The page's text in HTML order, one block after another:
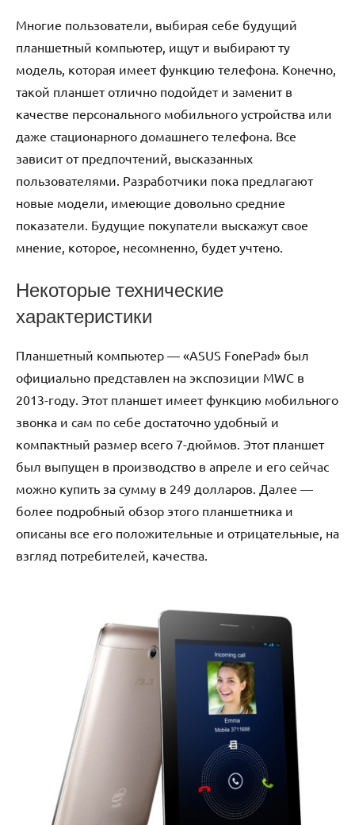
Многие пользователи, выбирая себе будущий
планшетный компьютер, ищут и выбирают ту
модель, которая имеет функцию телефона. Конечно,
такой планшет отлично подойдет и заменит в
качестве персонального мобильного устройства или
даже стационарного домашнего телефона. Все
зависит от предпочтений, высказанных
пользователями. Разработчики пока предлагают
новые модели, имеющие довольно средние
показатели. Будущие покупатели выскажут свое
мнение, которое, несомненно, будет учтено.
Некоторые технические
характеристики
Планшетный компьютер — «АSUS FоnеPаd» был
официально представлен на экспозиции MWC в
2013-году. Этот планшет имеет функцию мобильного
звонка и сам по себе достаточно удобный и
компактный размер всего 7-дюймов. Этот планшет
был выпущен в производство в апреле и его сейчас
можно купить за сумму в 249 долларов. Далее —
более подробный обзор этого планшетника и
описаны все его положительные и отрицательные, на
взгляд потребителей, качества.